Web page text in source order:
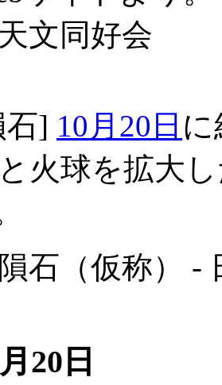
文同好会
石] 10月20日
火球を拡大
石（仮称） -
20日